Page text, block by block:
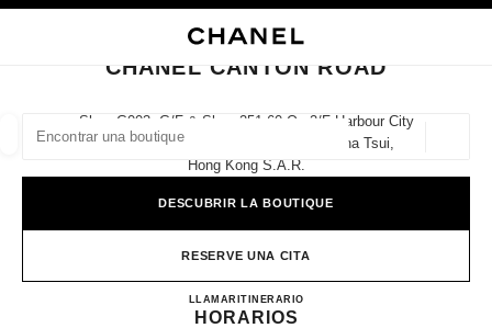
las sugerencias se muestran debajo de esta barra de búsqueda
0 Sugerencias disponibles
CERRAR TARJETA DE BOUTIQUE CHANEL CANTON ROAD
CHANEL CANTON ROAD
Shop G003, G/f & Shop 251-60 On 2/f Harbour City
Ocean Centre, 5 Canton Road, Tsim Sha Tsui,
Hong Kong S.a.r.
DESCUBRIR LA BOUTIQUE
RESERVE UNA CITA
LLAMAR36225288ITINERARIOCHANEL CANTON ROAD
HORARIOS
resultado de los filtros por:
MODA GAFAS RELOJERÍA Y JOYERÍA